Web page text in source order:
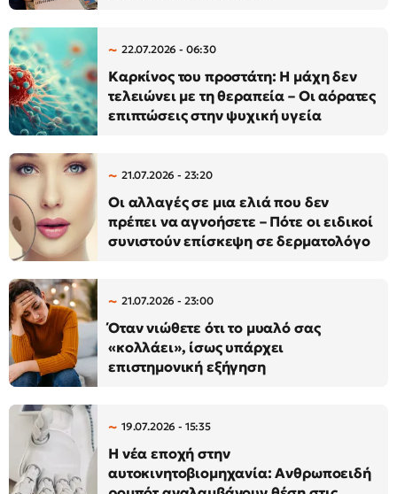
22.07.2026 - 06:30
Καρκίνος του προστάτη: Η μάχη δεν
τελειώνει με τη θεραπεία – Οι αόρατες
επιπτώσεις στην ψυχική υγεία
21.07.2026 - 23:20
Οι αλλαγές σε μια ελιά που δεν
πρέπει να αγνοήσετε – Πότε οι ειδικοί
συνιστούν επίσκεψη σε δερματολόγο
21.07.2026 - 23:00
Όταν νιώθετε ότι το μυαλό σας
«κολλάει», ίσως υπάρχει
επιστημονική εξήγηση
19.07.2026 - 15:35
Η νέα εποχή στην
αυτοκινητοβιομηχανία: Ανθρωποειδή